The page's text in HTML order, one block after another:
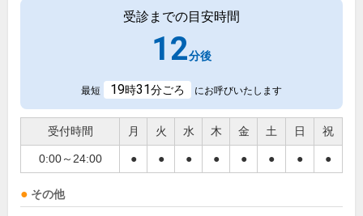
受診までの目安時間
12分後
最短 19時31分ごろ にお呼びいたします
受付時間 月 火 水 木 金 土 日 祝
0:00～24:00 ● ● ● ● ● ● ● ●
その他